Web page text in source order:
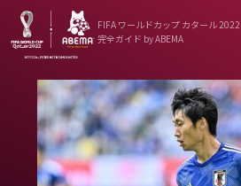
FIFA ワールドカップ カタール 2022
完全ガイド by ABEMA
ニュース
News
出場国